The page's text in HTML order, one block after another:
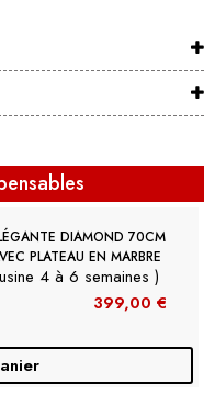
DIAMOND 70CM
PLATEAU EN MARBRE
4 à 6 semaines )
399,00 €